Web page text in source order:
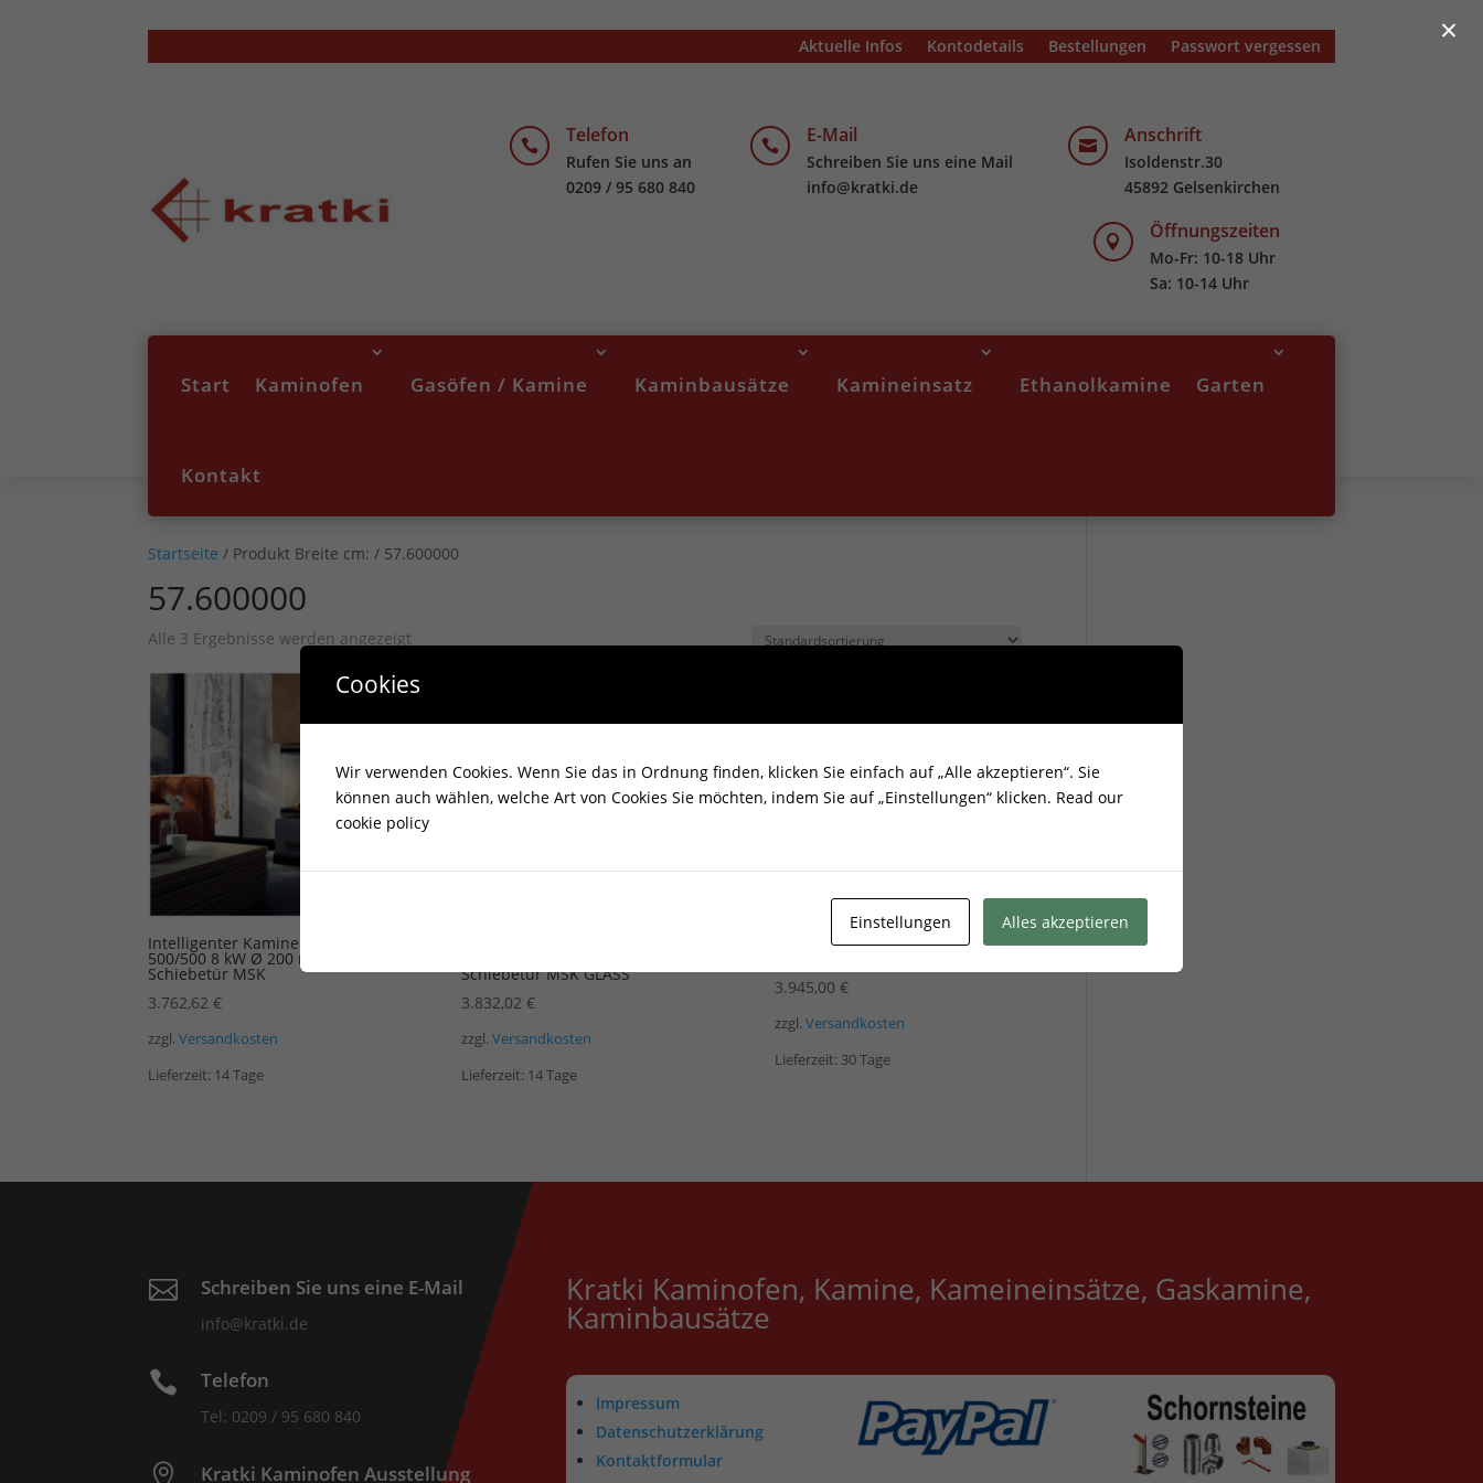
Aktuelle Infos Kontodetails Bestellungen Passwort vergessen
 Telefon
Rufen Sie uns an
0209 / 95 680 840
 E-Mail
Schreiben Sie uns eine Mail
info@kratki.de
 Anschrift
Isoldenstr.30
45892 Gelsenkirchen
 Öffnungszeiten
Mo-Fr: 10-18 Uhr
Sa: 10-14 Uhr
Start Kaminofen Gasöfen / Kamine Kaminbausätze Kamineinsatz Ethanolkamine Garten
Kontakt
Startseite / Produkt Breite cm: / 57.600000
57.600000
Alle 3 Ergebnisse werden angezeigt
Intelligenter Kamineinsatz NBC
500/500 8 kW Ø 200 mit
Schiebetür MSK
3.762,62€
zzgl.Versandkosten
Lieferzeit: 14 Tage
Schiebetür MSK GLASS
3.832,02 €
zzgl. Versandkosten
Lieferzeit: 14 Tage
Kamineinsatz Kratki NBC 500/500
3.945,00 €
zzgl. Versandkosten
Lieferzeit: 30 Tage
 Schreiben Sie uns eine E-Mail
info@kratki.de
 Telefon
Tel: 0209 / 95 680 840
 Kratki Kaminofen Ausstellung
Kratki Kaminofen, Kamine, Kameineinsätze, Gaskamine,
Kaminbausätze
Impressum
Datenschutzerklärung
Kontaktformular
×
Cookies
Wir verwenden Cookies. Wenn Sie das in Ordnung finden, klicken Sie einfach auf „Alle akzeptieren“. Sie
können auch wählen, welche Art von Cookies Sie möchten, indem Sie auf „Einstellungen“ klicken. Read our
cookie policy
Einstellungen Alles akzeptieren